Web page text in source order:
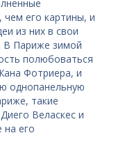
его картины, и
из них в свои
В Париже зимой
полюбоваться
Фотриера, и
однопанельную
такие
Веласкес и
на его